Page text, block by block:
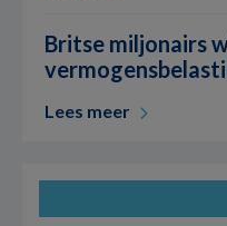
Britse miljonairs
Lees meer